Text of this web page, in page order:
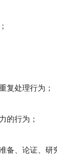
复处理行为；
的行为；
备、论证、研